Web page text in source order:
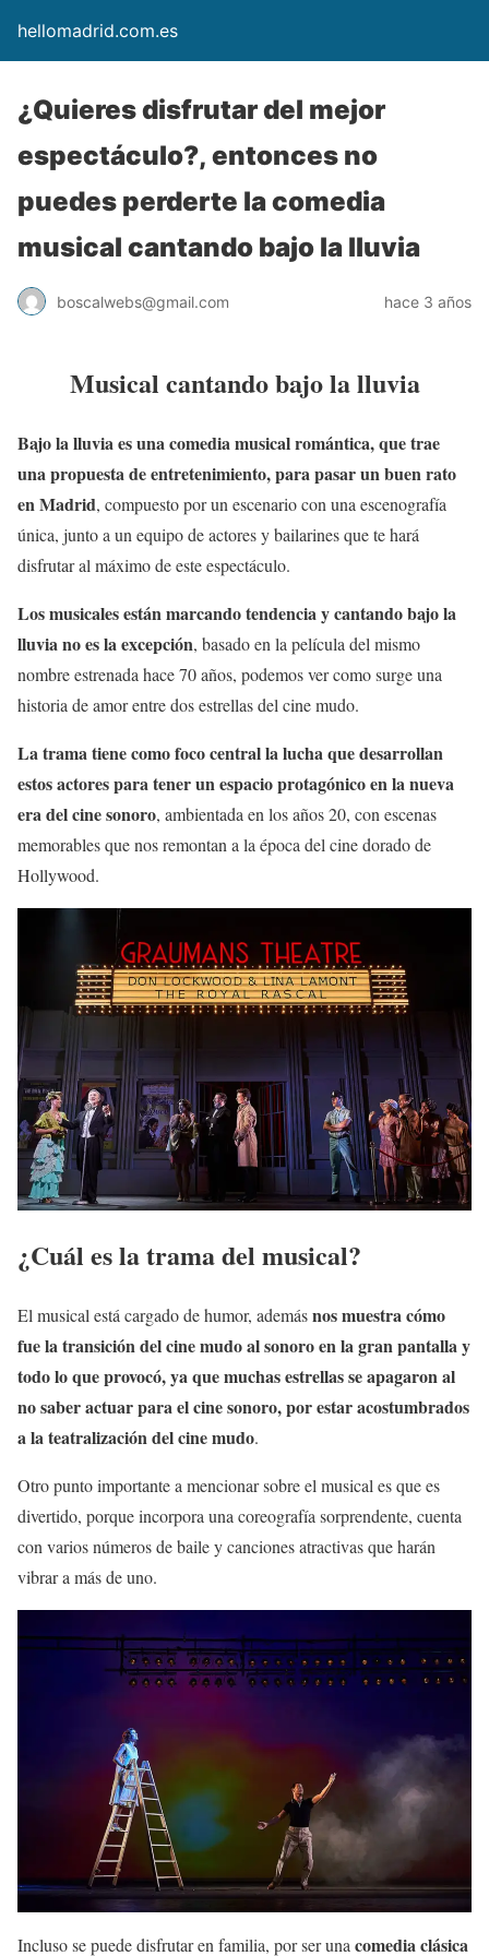
hellomadrid.com.es
¿Quieres disfrutar del mejor
espectáculo?, entonces no
puedes perderte la comedia
musical cantando bajo la lluvia
boscalwebs@gmail.com hace 3 años
Musical cantando bajo la lluvia
Bajola lluvia es una comedia musical romántica, que trae
una propuesta de entretenimiento, para pasar un buen rato
en Madrid, compuesto por un escenario con una escenografía
única, junto a un equipo de actores y bailarines que te hará
disfrutar al máximo de este espectáculo.
Los musicales están marcando tendenciay cantando bajola
lluvia no es la excepción, basado en la película del mismo
nombre estrenada hace 70 años, podemos ver como surge una
historia de amorentre dos estrellas del cine mudo.
La trama tiene como foco central la lucha que desarrollan
estos actores para tener un espacio protagónico en la nueva
era del cine sonoro, ambientada en los años 20, con escenas
memorables que nos remontan a la época del cine dorado de
Hollywood.
¿Cuál es la trama del musical?
El musical está cargado de humor, ademásnos muestra cómo
fue la transición del cine mudo al sonoro en la gran pantalla y
todo lo que provocó, ya que muchas estrellas se apagaron al
no saber actuar para el cine sonoro, por estar acostumbrados
a la teatralización del cine mudo.
Otro punto importante a mencionar sobre el musical es que es
divertido, porque incorpora una coreografía sorprendente, cuenta
con varios números de baile y canciones atractivas que harán
vibrar a más de uno.
Incluso se puede disfrutar en familia, por ser unacomedia clásica